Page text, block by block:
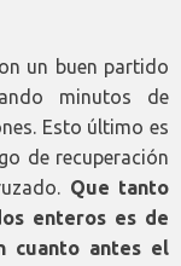
un buen partido
minutos de
Esto último es
de recuperación
Que tanto
enteros es de
cuanto antes el